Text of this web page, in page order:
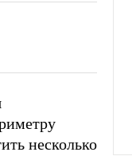
несколько